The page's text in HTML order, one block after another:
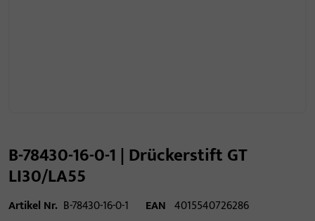
B-78430-16-0-1 | Drückerstift GT
LI30/LA55
Artikel Nr. B-78430-16-0-1 EAN 4015540726286